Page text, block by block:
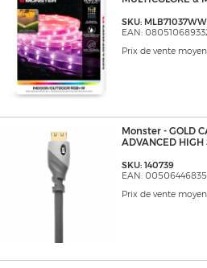
SKU: MLB71037WW
EAN:
Prix de vente
Monster - GOLD
ADVANCED HIGH
SKU: 140739
EAN:
Prix de vente